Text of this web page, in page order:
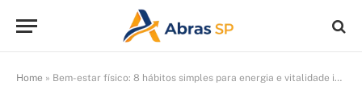
Home » Bem-estar físico: 8 hábitos simples para energia e vitalidade infinita